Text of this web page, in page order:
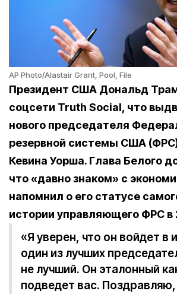
AP Photo/Alastair Grant, Pool, File
Президент США Дональд
соцсети Truth Social, что
нового председателя
резервной системы США
Кевина Уорша. Глава Белого
что «давно знаком» с
напомнил о его статусе
истории управляющего ФРС в
«Я уверен, что он войдет в
один из лучших
не лучший. Он эталонный
подведет вас.